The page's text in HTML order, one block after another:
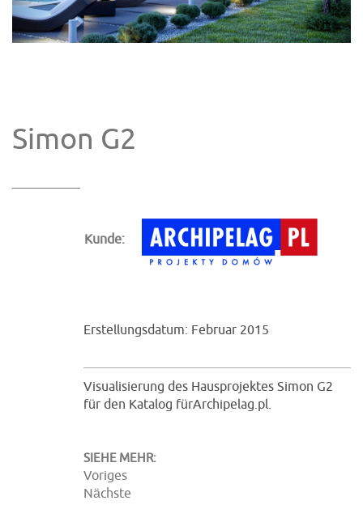
Simon G2
Kunde:
Erstellungsdatum: Februar 2015
Visualisierung des Hausprojektes Simon G2
für den Katalog fürArchipelag.pl.
SIEHE MEHR:
Voriges
Nächste